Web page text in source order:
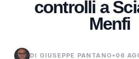
controlli a
Menfi
DI GIUSEPPE PANTANO • 06